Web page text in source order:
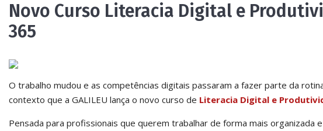
Novo Curso Literacia Digital e
365
O trabalho mudou e as competências digitais passaram a fazer parte da
contexto que a GALILEU lança o novo curso de Literacia Digital e
Pensada para profissionais que querem trabalhar de forma mais organizada